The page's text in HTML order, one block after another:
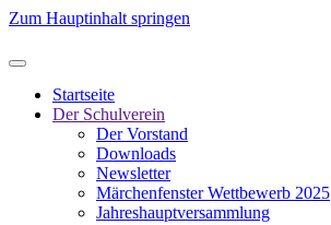
Zum Hauptinhalt springen
Startseite
Der Schulverein
Der Vorstand
Downloads
Newsletter
Märchenfenster Wettbewerb 2025
Jahreshauptversammlung